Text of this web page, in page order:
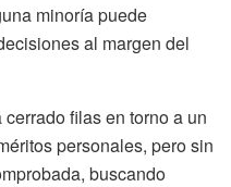
minoría puede
al margen del
filas en torno a un
personales, pero sin
buscando